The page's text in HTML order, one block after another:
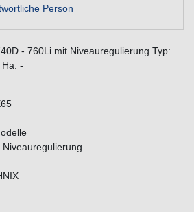
Person
- 760Li mit Niveauregulierung Typ:
-